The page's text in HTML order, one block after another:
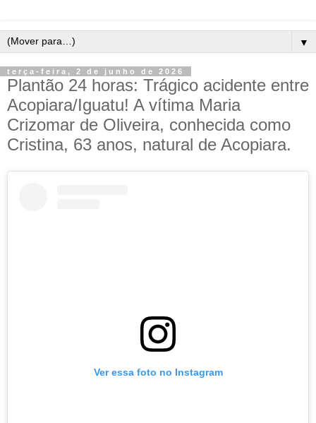
▼
terça-feira, 2 de junho de 2026
Plantão 24 horas: Trágico acidente entre
Acopiara/Iguatu! A vítima Maria
Crizomar de Oliveira, conhecida como
Cristina, 63 anos, natural de Acopiara.
Ver essa foto no Instagram